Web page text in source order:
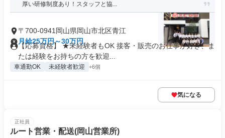
厚い研修制度あり！スタッフと協...
〒700-0941岡山県岡山市北区青江
月給25万円～30万円
【応募資格】 ★未経験者もOK 接客・販売のお仕事が好き、ま
たは経験をお持ちの方を歓迎...
車通勤OK 未経験者歓迎 +6個
気になる
正社員
ルート営業・配送(岡山営業所)